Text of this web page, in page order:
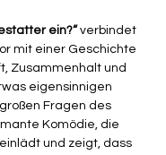
ein?“ verbindet
mit einer Geschichte
Zusammenhalt und
eigensinnigen
Fragen des
Komödie, die
und zeigt, dass